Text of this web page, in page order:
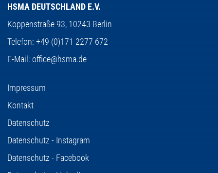
HSMA DEUTSCHLAND E.V.
Koppenstraße 93, 10243 Berlin
Telefon: +49 (0)171 2277 672
E-Mail: office@hsma.de
Impressum
Kontakt
Datenschutz
Datenschutz - Instagram
Datenschutz - Facebook